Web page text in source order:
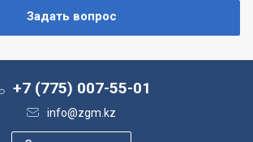
+7 (775) 007-55-01
info@zgm.kz